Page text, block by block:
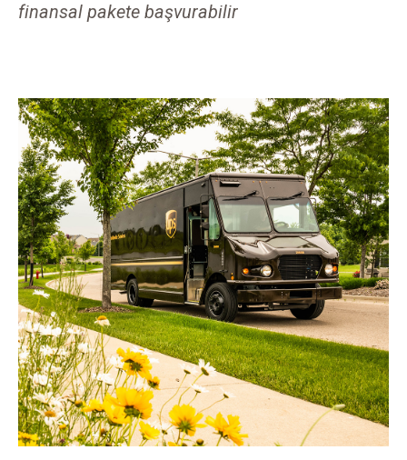
finansal pakete başvurabilir